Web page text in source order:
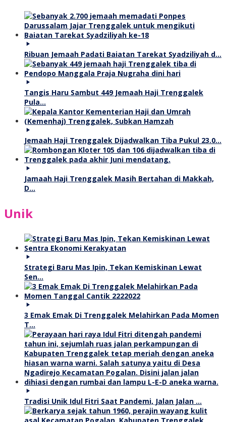
Ribuan Jemaah Padati Baiatan Tarekat Syadziliyah d…
Tangis Haru Sambut 449 Jemaah Haji Trenggalek
Pula…
Jemaah Haji Trenggalek Dijadwalkan Tiba Pukul 23.0…
Jamaah Haji Trenggalek Masih Bertahan di Makkah,
D…
Unik
Strategi Baru Mas Ipin, Tekan Kemiskinan Lewat
Sen…
3 Emak Emak Di Trenggalek Melahirkan Pada Momen
T…
Tradisi Unik Idul Fitri Saat Pandemi, Jalan Jalan …